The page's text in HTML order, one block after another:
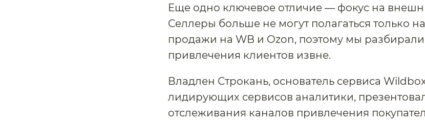
Еще одно ключевое отличие — фокус на
Селлеры больше не могут полагаться только
продажи на WB и Ozon, поэтому мы
привлечения клиентов извне.
Владлен Строкань, основатель сервиса
лидирующих сервисов аналитики,
отслеживания каналов привлечения